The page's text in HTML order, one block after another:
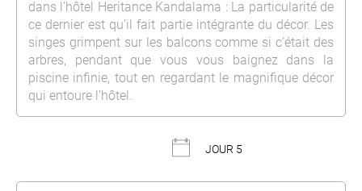
dans l’hôtel Heritance Kandalama : La particularité de
ce dernier est qu’il fait partie intégrante du décor. Les
singes grimpent sur les balcons comme si c’était des
arbres, pendant que vous vous baignez dans la
piscine infinie, tout en regardant le magnifique décor
qui entoure l’hôtel.
JOUR 5